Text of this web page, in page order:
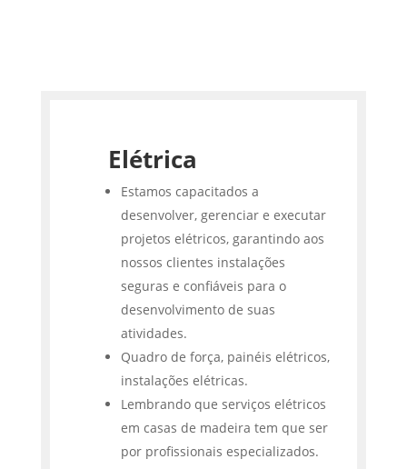
Elétrica
Estamos capacitados a
desenvolver, gerenciar e executar
projetos elétricos, garantindo aos
nossos clientes instalações
seguras e confiáveis para o
desenvolvimento de suas
atividades.
Quadro de força, painéis elétricos,
instalações elétricas.
Lembrando que serviços elétricos
em casas de madeira tem que ser
por profissionais especializados.